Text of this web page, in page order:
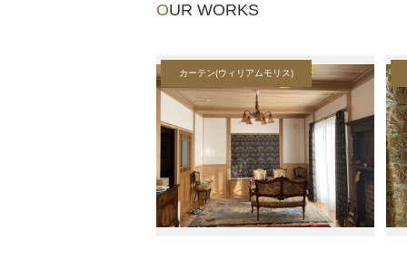
OUR WORKS
カーテン(ウィリアムモリス)